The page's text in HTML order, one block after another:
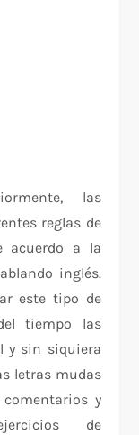
las
reglas de
acuerdo a la
inglés.
este tipo de
tiempo las
y sin siquiera
letras mudas
y
de